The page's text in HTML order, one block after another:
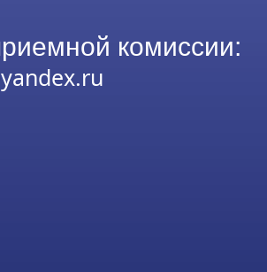
комиссии: